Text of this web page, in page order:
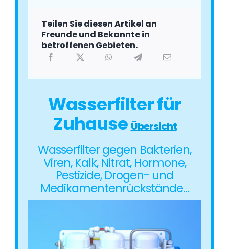
Teilen Sie diesen Artikel an
Freunde und Bekannte in
betroffenen Gebieten.
Wasserfilter für
ZuhauseÜbersicht
Wasserfilter gegen Bakterien,
Viren, Kalk, Nitrat, Hormone,
Pestizide, Drogen- und
Medikamentenrückstände…